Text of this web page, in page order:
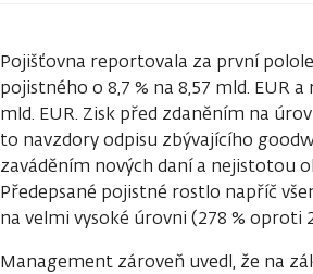
Pojišťovna reportovala za první
pojistného o 8,7 % na 8,57 mld. EUR
mld. EUR. Zisk před zdaněním na
to navzdory odpisu zbývajícího
zaváděním nových daní a nejistotou
Předepsané pojistné rostlo napříč
na velmi vysoké úrovni (278 % oproti
Management zároveň uvedl, že na